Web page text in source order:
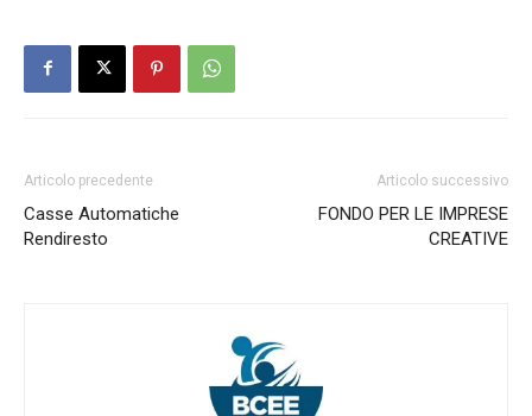
Articolo precedente
Casse Automatiche
Rendiresto
Articolo successivo
FONDO PER LE IMPRESE
CREATIVE